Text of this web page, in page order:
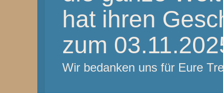
hat ihren
zum
Wir bedanken uns für Eure